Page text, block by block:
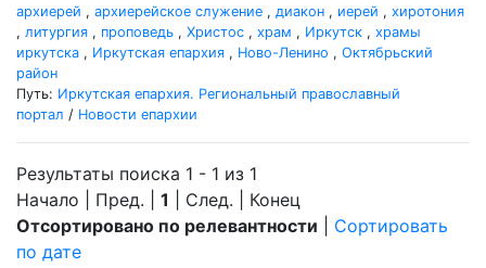
архиерей , архиерейское служение , диакон , иерей , хиротония
, литургия , проповедь , Христос , храм , Иркутск , храмы
иркутска , Иркутская епархия , Ново-Ленино , Октябрьский
район
Путь: Иркутская епархия. Региональный православный
портал / Новости епархии
Результаты поиска 1 - 1 из 1
Начало | Пред. | 1 | След. | Конец
Отсортировано по релевантности
Сортировать
по дате